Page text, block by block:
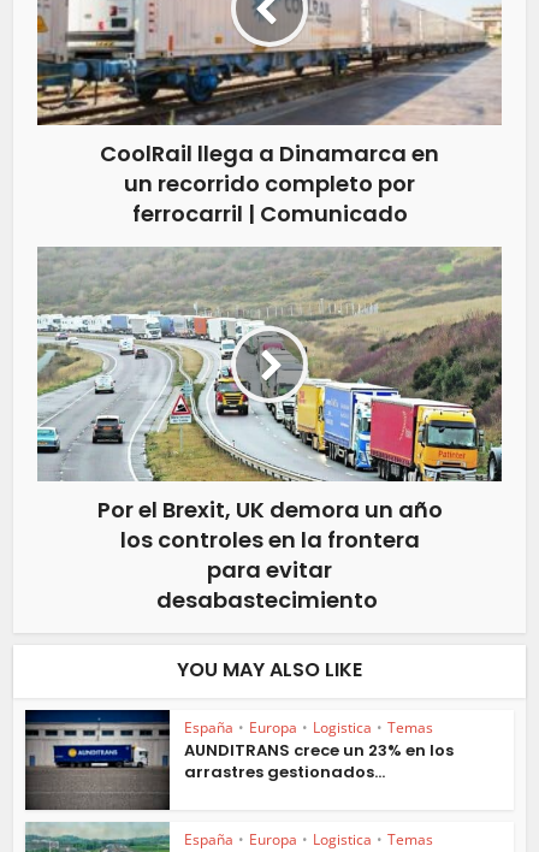
CoolRail llega a Dinamarca en
un recorrido completo por
ferrocarril | Comunicado
Por el Brexit, UK demora un año
los controles en la frontera
para evitar
desabastecimiento
YOU MAY ALSO LIKE
España • Europa • Logistica • Temas
AUNDITRANS crece un 23% en los
arrastres gestionados...
España • Europa • Logistica • Temas